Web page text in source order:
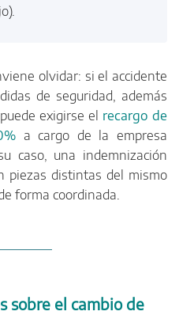
olvidar: si el accidente
de seguridad, además
exigirse el recargo de
a cargo de la empresa
caso, una indemnización
piezas distintas del mismo
forma coordinada.
sobre el cambio de